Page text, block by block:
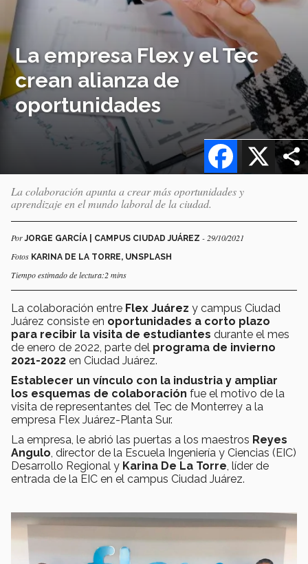
La empresa Flex y el Tec
crean alianza de
oportunidades
X
Facebook
La colaboración apunta a crear más oportunidades y
aprendizaje en el mundo laboral de la ciudad.
PorJORGE GARCÍA | CAMPUS CIUDAD JUÁREZ - 29/10/2021
Fotos KARINA DE LA TORRE, UNSPLASH
Tiempo estimado de lectura:2 mins
La colaboración entre Flex Juárez y campus Ciudad
Juárez consiste en oportunidades a corto plazo
para recibir la visita de estudiantes durante el mes
de enero de 2022, parte del programa de invierno
2021-2022 en Ciudad Juárez.
Establecer un vínculo con la industria y ampliar
los esquemas de colaboración fue el motivo de la
visita de representantes del Tec de Monterrey a la
empresa Flex Juárez-Planta Sur.
La empresa, le abrió las puertas a los maestros Reyes
Angulo , director de la Escuela Ingeniería y Ciencias (EIC)
Desarrollo Regional y Karina De La Torre , líder de
entrada de la EIC en el campus Ciudad Juárez.